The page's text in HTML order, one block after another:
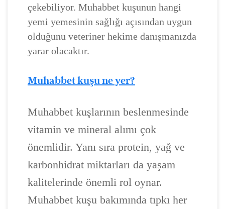
çekebiliyor. Muhabbet kuşunun hangi
yemi yemesinin sağlığı açısından uygun
olduğunu veteriner hekime danışmanızda
yarar olacaktır.
Muhabbet kuşu ne yer?
Muhabbet kuşlarının beslenmesinde
vitamin ve mineral alımı çok
önemlidir. Yanı sıra protein, yağ ve
karbonhidrat miktarları da yaşam
kalitelerinde önemli rol oynar.
Muhabbet kuşu bakımında tıpkı her